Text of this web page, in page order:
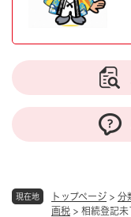
現在地 トップページ > 分
画税 > 相続登記未